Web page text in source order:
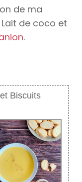
de ma
de coco et
.
Biscuits